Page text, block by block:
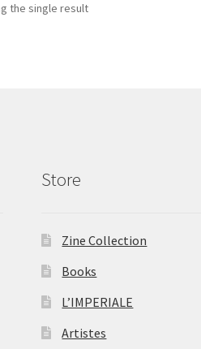
the single result
Store
Zine Collection
Books
L’IMPERIALE
Artistes